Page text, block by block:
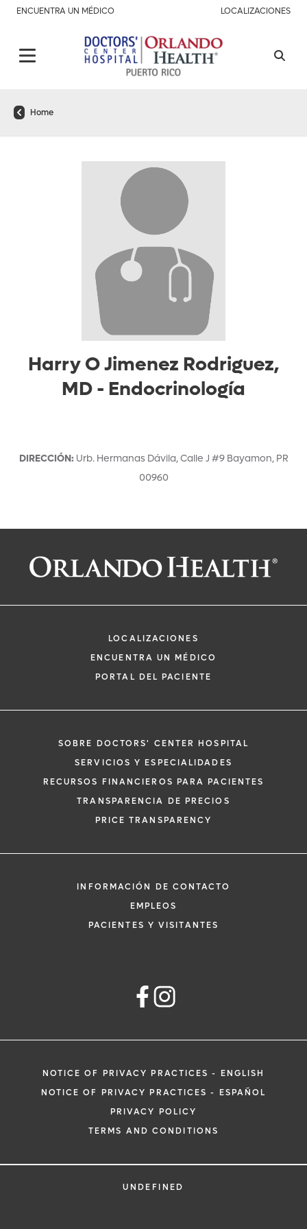
ENCUENTRA UN MÉDICO LOCALIZACIONES
Home
Harry O Jimenez Rodriguez,
MD- Endocrinología
DIRECCIÓN: Urb. Hermanas Dávila, Calle J #9 Bayamon, PR
00960
Solicitar una cita con:
Harry O Jimenez Rodriguez, MD
Endocrinología
*Si tiene una emergencia médica, llame
inmediato.
El siguiente formulario solo crea una
no una cita confirmada. Al completarlo,
representante se pondrá en contacto
información médica por correo
Orlando Health y sus afiliados.
LOCALIZACIONES
ENCUENTRA UN MÉDICO
PORTAL DEL PACIENTE
SOBRE DOCTORS' CENTER HOSPITAL
SERVICIOS Y ESPECIALIDADES
RECURSOS FINANCIEROS PARA PACIENTES
TRANSPARENCIA DE PRECIOS
PRICE TRANSPARENCY
INFORMACIÓN DE CONTACTO
EMPLEOS
PACIENTES Y VISITANTES
NOTICE OF PRIVACY PRACTICES - ENGLISH
NOTICE OF PRIVACY PRACTICES - ESPAÑOL
PRIVACY POLICY
TERMS AND CONDITIONS
UNDEFINED